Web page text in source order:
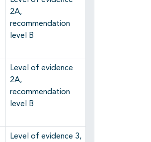
2A,
recommendation
level B
Level of evidence
2A,
recommendation
level B
Level of evidence 3,